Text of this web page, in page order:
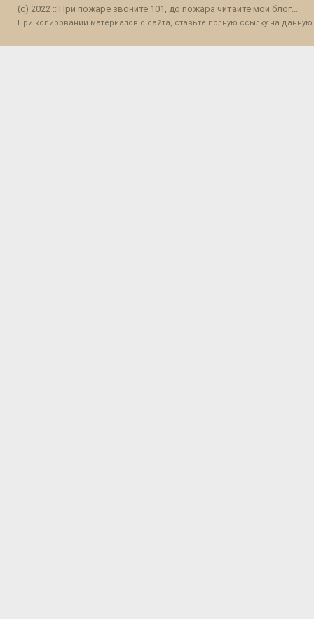
(c) 2022 :: При пожаре звоните 101, до пожара читайте мой блог...
При копировании материалов с сайта, ставьте полную ссылку на